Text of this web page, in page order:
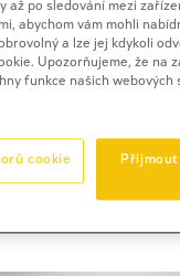
firemní fotograf
jako obří
okamžiku
budoucí firmy
s
až po sledování mezi
abychom vám mohli
a lze jej kdykoli
Upozorňujeme, že na
funkce našich webových
Přijmout
cookie